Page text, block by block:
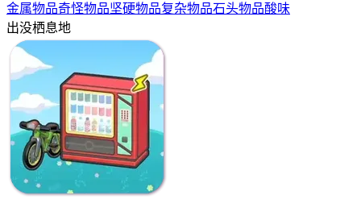
金属物品奇怪物品坚硬物品复杂物品石头物品酸味
出没栖息地